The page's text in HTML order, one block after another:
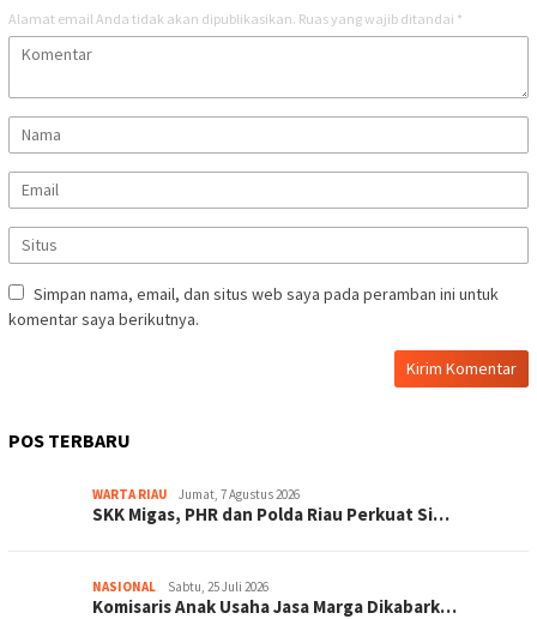
Alamat email Anda tidak akan dipublikasikan. Ruas yang wajib ditandai *
Simpan nama, email, dan situs web saya pada peramban ini untuk
komentar saya berikutnya.
POS TERBARU
WARTA RIAU Jumat, 7 Agustus 2026
SKK Migas, PHR dan Polda Riau Perkuat Si…
NASIONAL Sabtu, 25 Juli 2026
Komisaris Anak Usaha Jasa Marga Dikabark…